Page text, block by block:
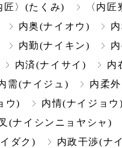
匠〉(たくみ) 〈内
内奥(ナイオウ)
内勤(ナイキン) 内
内済(ナイサイ) 内
需(ナイジュ) 内柔
ウ) 内情(ナイジョウ)
叉(ナイシンニョヤシャ)
ダク) 内政干渉(ナ